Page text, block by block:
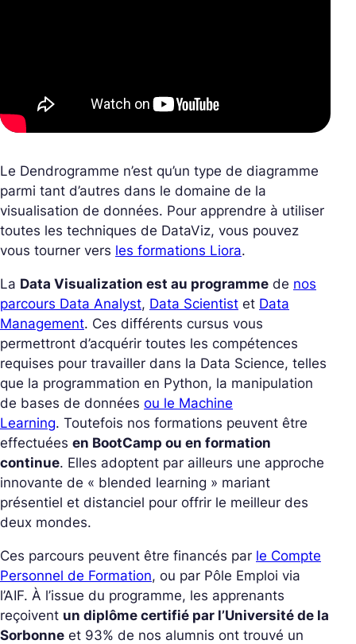
Le Dendrogramme n’est qu’un type de diagramme
parmi tant d’autres dans le domaine de la
visualisation de données. Pour apprendre à utiliser
toutes les techniques de DataViz, vous pouvez
vous tourner vers les formations Liora.
La Data Visualization est au programme de nos
parcours Data Analyst, Data Scientist et Data
Management. Ces différents cursus vous
permettront d’acquérir toutes les compétences
requises pour travailler dans la Data Science, telles
que la programmation en Python, la manipulation
de bases de données ou le Machine
Learning. Toutefois nos formations peuvent être
effectuées en BootCamp ou en formation
continue. Elles adoptent par ailleurs une approche
innovante de « blended learning » mariant
présentiel et distanciel pour offrir le meilleur des
deux mondes.
Ces parcours peuvent être financés par le Compte
Personnel de Formation, ou par Pôle Emploi via
l’AIF. À l’issue du programme, les apprenants
reçoivent un diplôme certifié par l’Université de la
Sorbonne et 93% de nos alumnis ont trouvé un